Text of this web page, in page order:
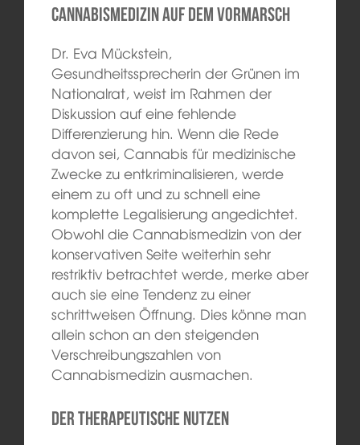
Cannabismedizin auf dem Vormarsch
Dr. Eva Mückstein,
Gesundheitssprecherin der Grünen im
Nationalrat, weist im Rahmen der
Diskussion auf eine fehlende
Differenzierung hin. Wenn die Rede
davon sei, Cannabis für medizinische
Zwecke zu entkriminalisieren, werde
einem zu oft und zu schnell eine
komplette Legalisierung angedichtet.
Obwohl die Cannabismedizin von der
konservativen Seite weiterhin sehr
restriktiv betrachtet werde, merke aber
auch sie eine Tendenz zu einer
schrittweisen Öffnung. Dies könne man
allein schon an den steigenden
Verschreibungszahlen von
Cannabismedizin ausmachen.
Der therapeutische Nutzen